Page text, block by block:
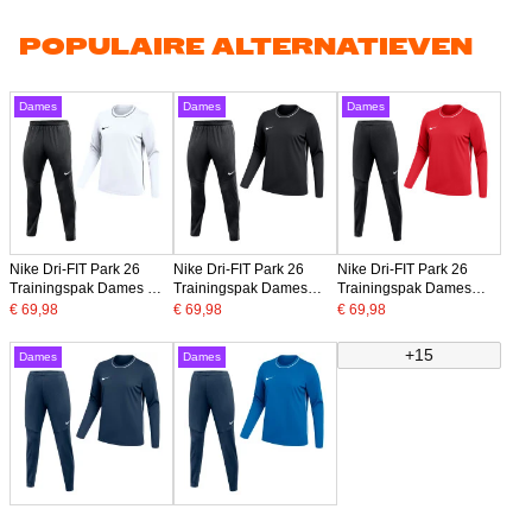
POPULAIRE ALTERNATIEVEN
Dames
Nike Dri-FIT Park 26
Trainingspak Dames Wit
Zwart
€ 69,98
Dames
Nike Dri-FIT Park 26
Trainingspak Dames
Zwart Wit
€ 69,98
Dames
Nike Dri-FIT Park 26
Trainingspak Dames
Rood Zwart
€ 69,98
Dames Dames +15